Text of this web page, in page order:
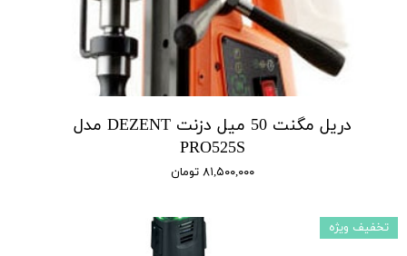
دریل مگنت 50 میل دزنت DEZENT مدل
PRO525S
۸۱,۵۰۰,۰۰۰ تومان
تخفیف ویژه